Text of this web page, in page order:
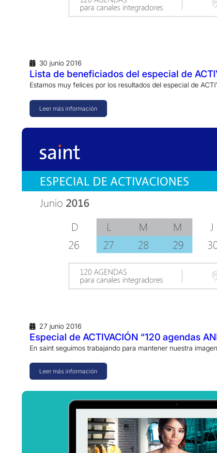
30 junio 2016
Lista de beneficiados del especial de
Estamos muy felices por los resultados del especial de
Leer más información
27 junio 2016
Especial de ACTIVACIÓN “120 agendas
En saint seguimos trabajando para mantener nuestra
Leer más información